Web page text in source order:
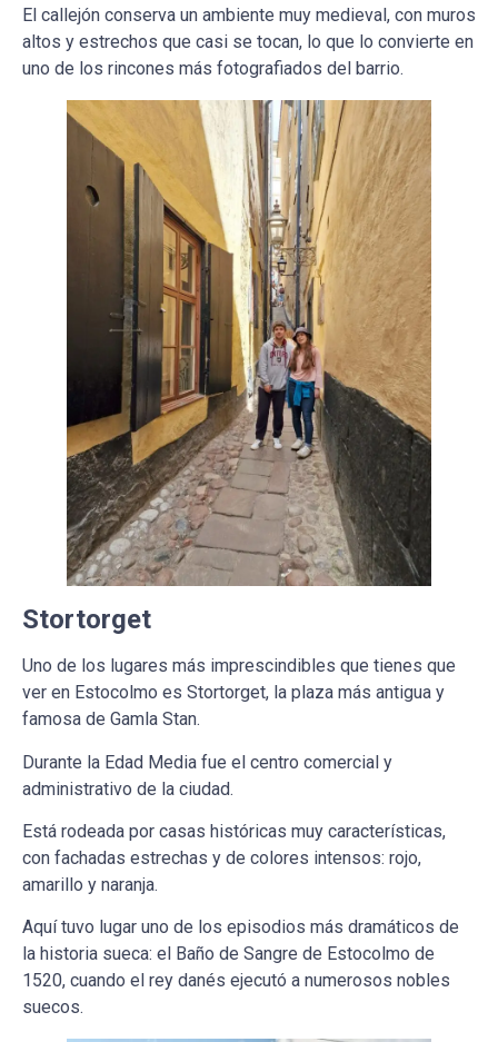
El callejón conserva un ambiente muy medieval, con muros
altos y estrechos que casi se tocan, lo que lo convierte en
uno de los rincones más fotografiados del barrio.
Stortorget
Uno de los lugares más imprescindibles que tienes que
ver en Estocolmo es Stortorget, la plaza más antigua y
famosa de Gamla Stan.
Durante la Edad Media fue el centro comercial y
administrativo de la ciudad.
Está rodeada por casas históricas muy características,
con fachadas estrechas y de colores intensos: rojo,
amarillo y naranja.
Aquí tuvo lugar uno de los episodios más dramáticos de
la historia sueca: el Baño de Sangre de Estocolmo de
1520, cuando el rey danés ejecutó a numerosos nobles
suecos.